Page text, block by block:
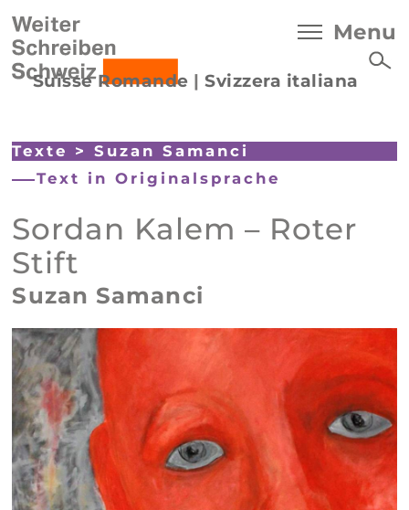
Suisse Romande |Svizzera italiana
Menu
Texte >Suzan Samanci
Text in Originalsprache
Sordan Kalem – Roter
Stift
Suzan Samanci